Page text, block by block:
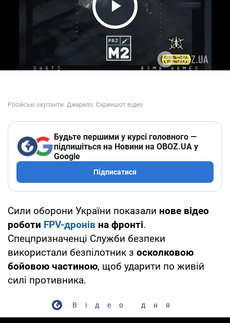
Play Video
Будьте першими у курсі головного —
підпишіться на Новини на OBOZ.UA у
Google
Підписатися
Сили оборони України показали нове відео
роботи FPV-дронів на фронті.
Спецпризначенці Служби безпеки
використали безпілотник з осколковою
бойовою частиною, щоб ударити по живій
силі противника.
Відео дня